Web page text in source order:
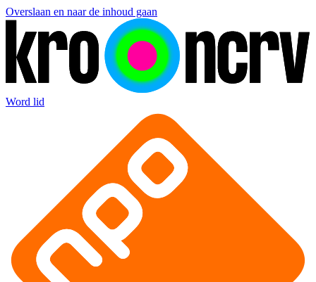
Overslaan en naar de inhoud gaan
Word lid